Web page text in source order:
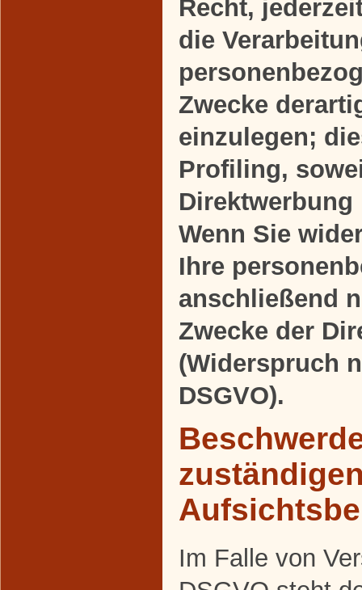
Recht,
die
Zwecke
einzulegen;
Profiling,
Wenn Sie
Ihre
anschließend
Zwecke der
(Widerspruch
DSGVO).
Im Falle von